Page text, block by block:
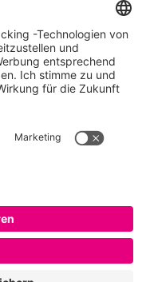
Seit 2009 schreibt